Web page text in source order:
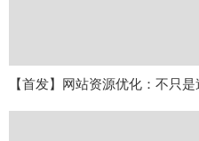
【首发】网站资源优化：不只